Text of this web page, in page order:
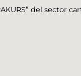
del sector